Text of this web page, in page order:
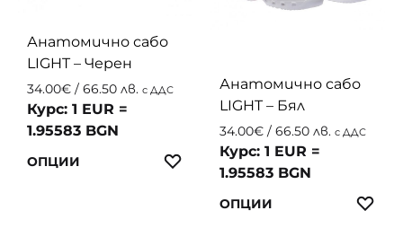
chosen
product
the
Анатомично сабо
LIGHT – Черен
34.00€ / 66.50 лв. с ДДС
Курс: 1 EUR =
1.95583 BGN
ОПЦИИ
This ЛЮБИМИ
Анатомично сабо
LIGHT – Бял
34.00€ / 66.50 лв. с ДДС
Курс: 1 EUR =
1.95583 BGN
ОПЦИИ
This